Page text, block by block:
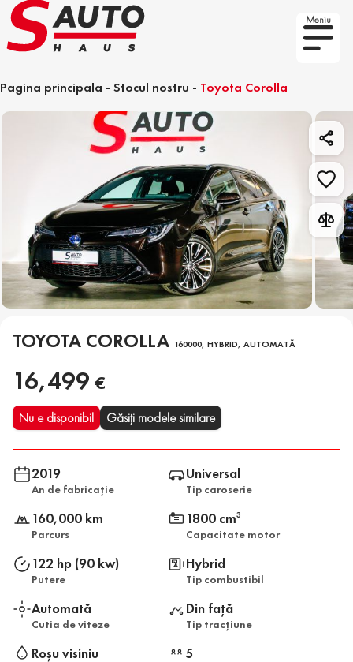
Meniu
Pagina principala - Stocul nostru - Toyota Corolla
TOYOTA COROLLA 160000, HYBRID, AUTOMATĂ
16,499 €
Nu e disponibil Găsiți modele similare
2019
An de fabricație
Universal
Tip caroserie
160,000 km
Parcurs
1800 cm3
Capacitate motor
122 hp (90 kw)
Putere
Hybrid
Tip combustibil
Automată
Cutia de viteze
Din față
Tip tracțiune
Roșu visiniu 5